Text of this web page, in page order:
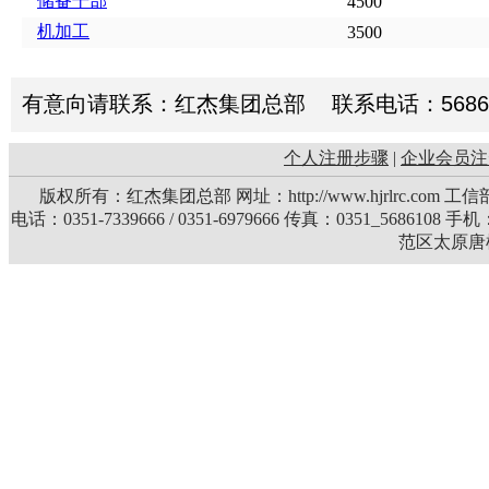
机加工
3500
有意向请联系：红杰集团总部 联系电话：
个人注册步骤 | 企业会员
版权所有：红杰集团总部 网址：http://www.hjrlrc.com 工信
电话：0351-7339666 / 0351-6979666 传真：0351_5686108 手
范区太原